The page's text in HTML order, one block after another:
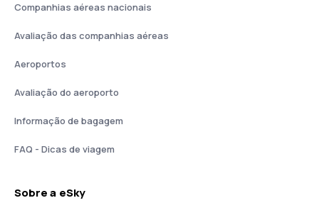
Companhias aéreas nacionais
Avaliação das companhias aéreas
Aeroportos
Avaliação do aeroporto
Informação de bagagem
FAQ - Dicas de viagem
Sobre a eSky